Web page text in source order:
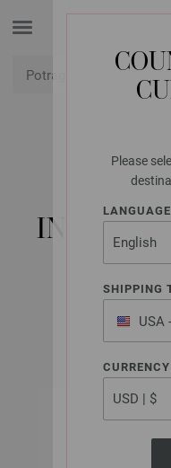
Please
LANGUAGE
SHIPPING
USA
of
CURRENCY